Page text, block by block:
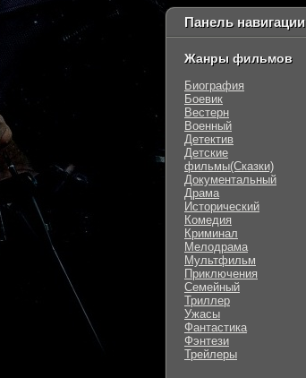
Панель навигации
Жанры фильмов
Биография
Боевик
Вестерн
Военный
Детектив
Детские
фильмы(Сказки)
Документальный
Драма
Исторический
Комедия
Криминал
Мелодрама
Мультфильм
Приключения
Семейный
Триллер
Ужасы
Фантастика
Фэнтези
Трейлеры